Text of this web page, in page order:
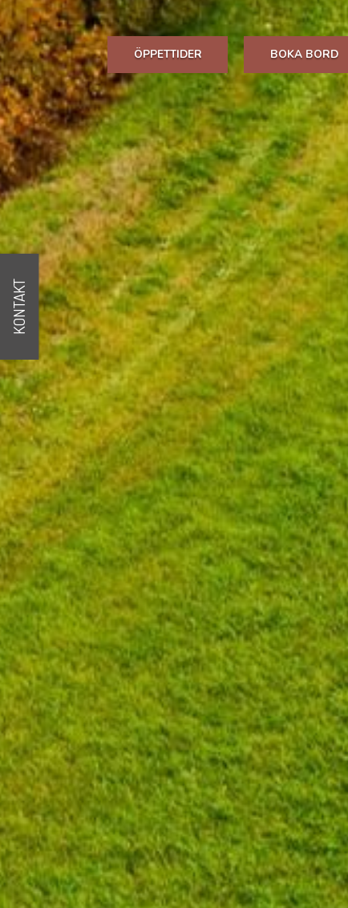
ÖPPETTIDER BOKA BORD
KONTAKT